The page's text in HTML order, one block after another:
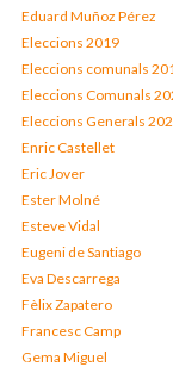
Eduard Muñoz Pérez
Eleccions 2019
Eleccions comunals
Eleccions Comunals
Eleccions Generals
Enric Castellet
Eric Jover
Ester Molné
Esteve Vidal
Eugeni de Santiago
Eva Descarrega
Fèlix Zapatero
Francesc Camp
Gema Miguel